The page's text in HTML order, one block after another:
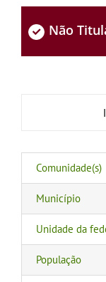
Não
Comunidade(s)
Município
Unidade da
População